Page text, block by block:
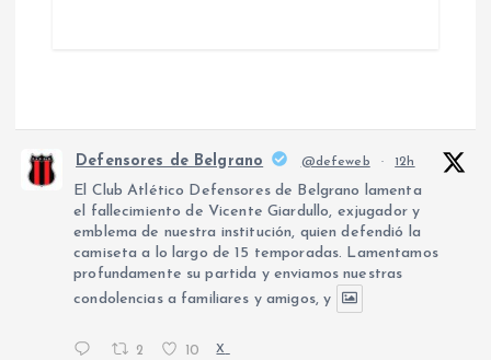
Defensores de Belgrano @defeweb · 12h
El Club Atlético Defensores de Belgrano lamenta
el fallecimiento de Vicente Giardullo, exjugador y
emblema de nuestra institución, quien defendió la
camiseta a lo largo de 15 temporadas. Lamentamos
profundamente su partida y enviamos nuestras
condolencias a familiares y amigos, y
2 10 X